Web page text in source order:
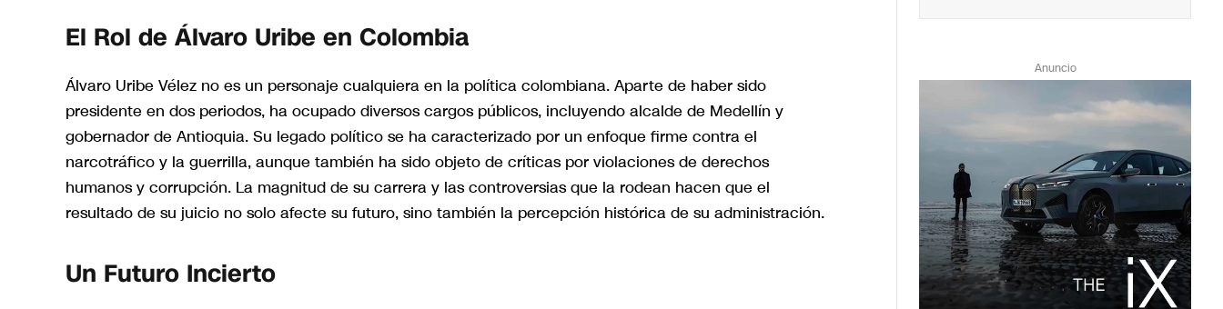
El Rol de Álvaro Uribe en Colombia
Álvaro Uribe Vélez no es un personaje cualquiera en la política colombiana. Aparte de haber sido
presidente en dos periodos, ha ocupado diversos cargos públicos, incluyendo alcalde de Medellín y
gobernador de Antioquia. Su legado político se ha caracterizado por un enfoque firme contra el
narcotráfico y la guerrilla, aunque también ha sido objeto de críticas por violaciones de derechos
humanos y corrupción. La magnitud de su carrera y las controversias que la rodean hacen que el
resultado de su juicio no solo afecte su futuro, sino también la percepción histórica de su administración.
Un Futuro Incierto
Anuncio